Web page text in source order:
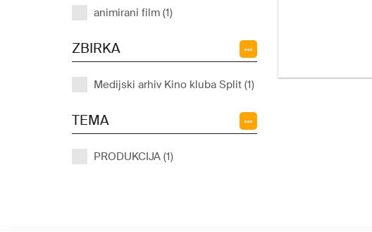
animirani film (1)
ZBIRKA
Medijski arhiv Kino kluba Split (1)
TEMA
PRODUKCIJA (1)